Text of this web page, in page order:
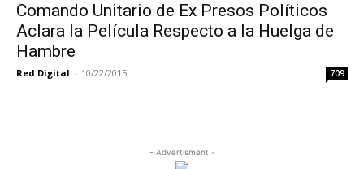
Comando Unitario de Ex Presos Políticos
Aclara la Película Respecto a la Huelga de
Hambre
Red Digital - 10/22/2015 709
- Advertisment -